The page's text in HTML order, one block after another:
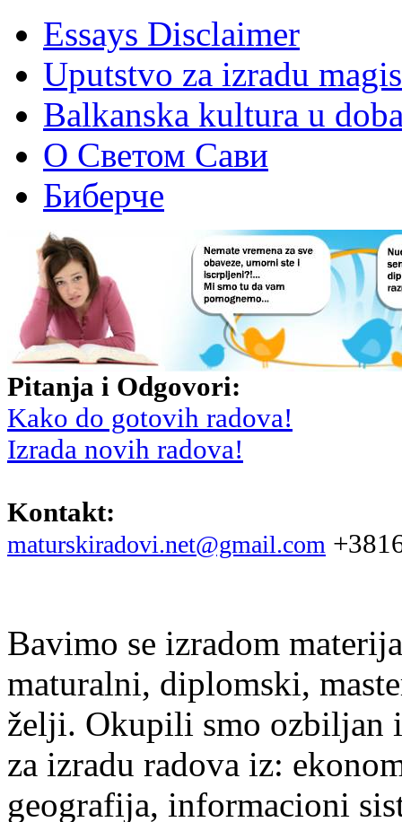
Essays Disclaimer
Uputstvo za izradu
Balkanska kultura u
О Светом Сави
Биберче
Pitanja i Odgovori:
Kako do gotovih radova!
Izrada novih radova!
Kontakt:
maturskiradovi.net@gmail.com
Bavimo se izradom
maturalni, diplomski,
želji. Okupili smo ozbiljan
za izradu radova iz:
geografija, informacioni